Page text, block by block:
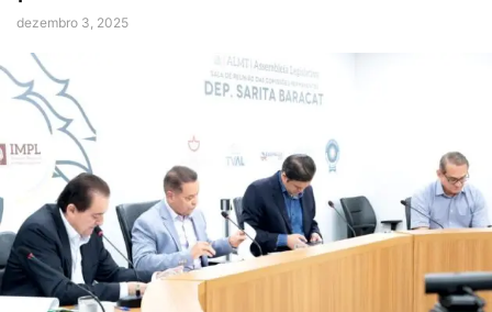
dezembro 3, 2025